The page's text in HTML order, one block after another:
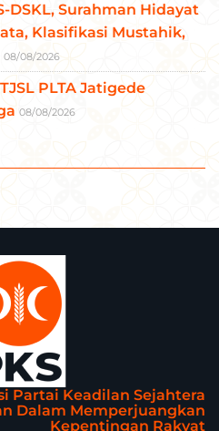
DSKL, Surahman Hidayat
Klasifikasi Mustahik,
08/08/2026
PLTA Jatigede
08/08/2026
Partai Keadilan Sejahtera
Dalam Memperjuangkan
Kepentingan Rakyat